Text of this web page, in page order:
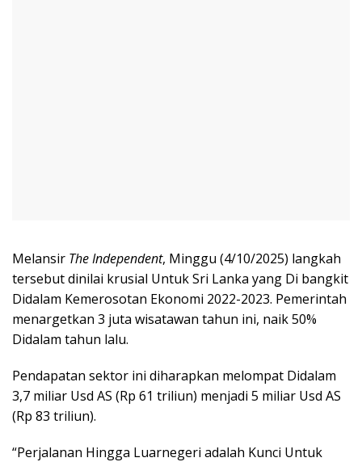
Melansir The Independent, Minggu (4/10/2025) langkah
tersebut dinilai krusial Untuk Sri Lanka yang Di bangkit
Didalam Kemerosotan Ekonomi 2022-2023. Pemerintah
menargetkan 3 juta wisatawan tahun ini, naik 50%
Didalam tahun lalu.
Pendapatan sektor ini diharapkan melompat Didalam
3,7 miliar Usd AS (Rp 61 triliun) menjadi 5 miliar Usd AS
(Rp 83 triliun).
“Perjalanan Hingga Luarnegeri adalah Kunci Untuk